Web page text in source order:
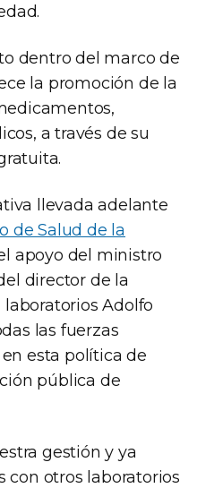
dentro del marco de
la promoción de la
a través de su
llevada adelante
de Salud de la
apoyo del ministro
director de la
Adolfo
las fuerzas
esta política de
pública de
gestión y ya
con otros laboratorios